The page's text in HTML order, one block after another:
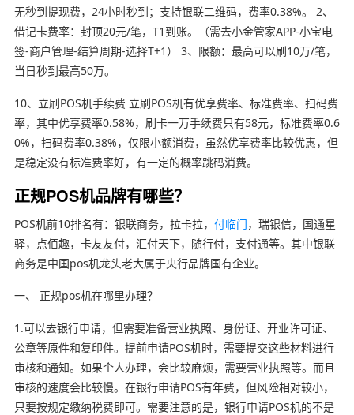
无秒到提现费，24小时秒到；支持银联二维码，费率0.38%。 2、
借记卡费率：封顶20元/笔，T1到账。（需去小金管家APP-小宝电
签-商户管理-结算周期-选择T+1） 3、限额：最高可以刷10万/笔，
当日秒到最高50万。
10、立刷POS机手续费 立刷POS机有优享费率、标准费率、扫码费
率，其中优享费率0.58%，刷卡一万手续费只有58元，标准费率0.6
0%，扫码费率0.38%，仅限小额消费，虽然优享费率比较优惠，但
是稳定没有标准费率好，有一定的概率跳码消费。
正规POS机品牌有哪些？
POS机前10排名有：银联商务，拉卡拉， 付临门，瑞银信，国通星
驿，点佰趣，卡友友付，汇付天下，随行付，支付通等。其中银联
商务是中国pos机龙头老大属于央行品牌国有企业。
一、 正规pos机在哪里办理？
1.可以去银行申请，但需要准备营业执照、身份证、开业许可证、
公章等原件和复印件。提前申请POS机时，需要提交这些材料进行
审核和通知。如果个人办理，会比较麻烦，需要营业执照等。而且
审核的速度会比较慢。在银行申请POS有年费，但风险相对较小，
只要按规定缴纳税费即可。需要注意的是，银行申请POS机的不是